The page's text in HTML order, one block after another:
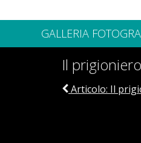
GALLERIA
Il prigioniero
Articolo: Il